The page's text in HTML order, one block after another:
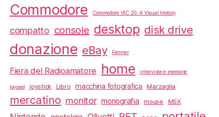
Commodore Commodore VIC 20: A Visual History
compatto console desktop disk drive
donazione eBay Fenner
Fiera del Radioamatore home interviste e memorie
joypad joystick Libro macchina fotografica Marzaglia
mercatino monitor monografia mouse MSX